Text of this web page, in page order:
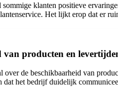
klanten positieve
Het lijkt erop dat er
producten en
de beschikbaarheid van
het bedrijf duidelijk